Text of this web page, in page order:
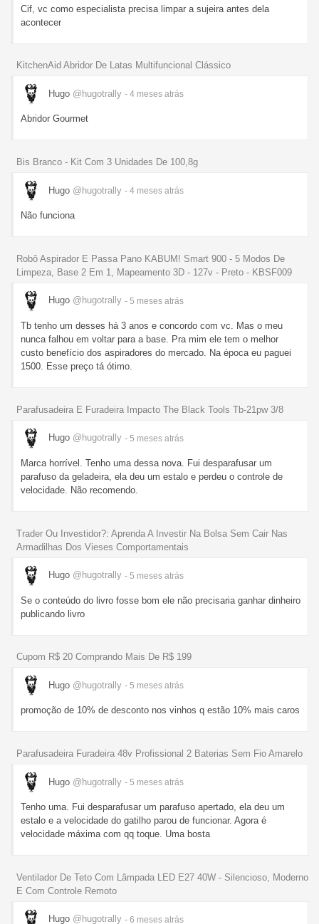
Cif, vc como especialista precisa limpar a sujeira antes dela
acontecer
KitchenAid Abridor De Latas Multifuncional Clássico
Hugo @hugotrally - 4 meses atrás
Abridor Gourmet
Bis Branco - Kit Com 3 Unidades De 100,8g
Hugo @hugotrally - 4 meses atrás
Não funciona
Robô Aspirador E Passa Pano KABUM! Smart 900 - 5 Modos De
Limpeza, Base 2 Em 1, Mapeamento 3D - 127v - Preto - KBSF009
Hugo @hugotrally - 5 meses atrás
Tb tenho um desses há 3 anos e concordo com vc. Mas o meu
nunca falhou em voltar para a base. Pra mim ele tem o melhor
custo benefício dos aspiradores do mercado. Na época eu paguei
1500. Esse preço tá ótimo.
Parafusadeira E Furadeira Impacto The Black Tools Tb-21pw 3/8
Hugo @hugotrally - 5 meses atrás
Marca horrível. Tenho uma dessa nova. Fui desparafusar um
parafuso da geladeira, ela deu um estalo e perdeu o controle de
velocidade. Não recomendo.
Trader Ou Investidor?: Aprenda A Investir Na Bolsa Sem Cair Nas
Armadilhas Dos Vieses Comportamentais
Hugo @hugotrally - 5 meses atrás
Se o conteúdo do livro fosse bom ele não precisaria ganhar dinheiro
publicando livro
Cupom R$ 20 Comprando Mais De R$ 199
Hugo @hugotrally - 5 meses atrás
promoção de 10% de desconto nos vinhos q estão 10% mais caros
Parafusadeira Furadeira 48v Profissional 2 Baterias Sem Fio Amarelo
Hugo @hugotrally - 5 meses atrás
Tenho uma. Fui desparafusar um parafuso apertado, ela deu um
estalo e a velocidade do gatilho parou de funcionar. Agora é
velocidade máxima com qq toque. Uma bosta
Ventilador De Teto Com Lâmpada LED E27 40W - Silencioso, Moderno
E Com Controle Remoto
Hugo @hugotrally - 6 meses atrás